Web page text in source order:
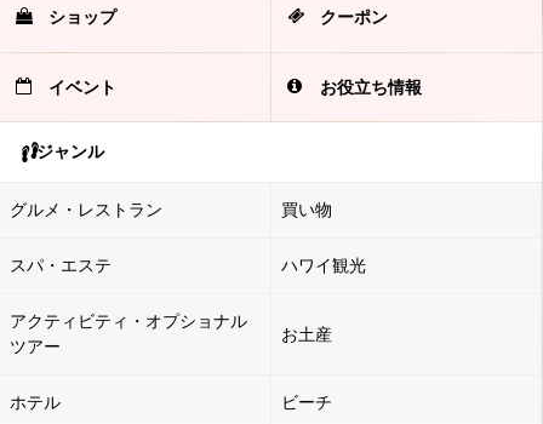
ショップ クーポン
イベント お役立ち情報
ジャンル
グルメ・レストラン 買い物
スパ・エステ ハワイ観光
アクティビティ・オプショナル
ツアー
お土産
ホテル ビーチ